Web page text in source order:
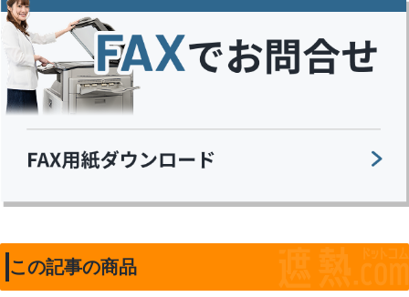
この記事の商品